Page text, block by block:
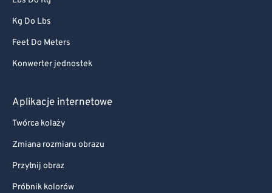
Kg Do Lbs
Feet Do Meters
Konwerter jednostek
Aplikacje internetowe
Twórca kolaży
Zmiana rozmiaru obrazu
Przytnij obraz
Próbnik kolorów